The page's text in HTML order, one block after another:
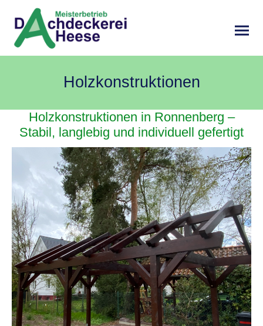
Holzkonstruktionen
Holzkonstruktionen in Ronnenberg –
Stabil, langlebig und individuell gefertigt